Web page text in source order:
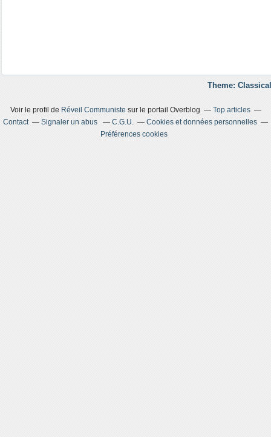
Theme:
Voir le profil de Réveil Communiste sur le portail Overblog
Top articles
Contact
Signaler un abus C.G.U.
Cookies et données personnelles
Préférences cookies